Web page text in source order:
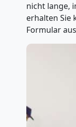
nicht lange,
erhalten Sie
Formular